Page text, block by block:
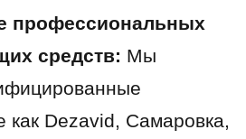
профессиональных
средств: Мы
как Dezavid, Самаровка,